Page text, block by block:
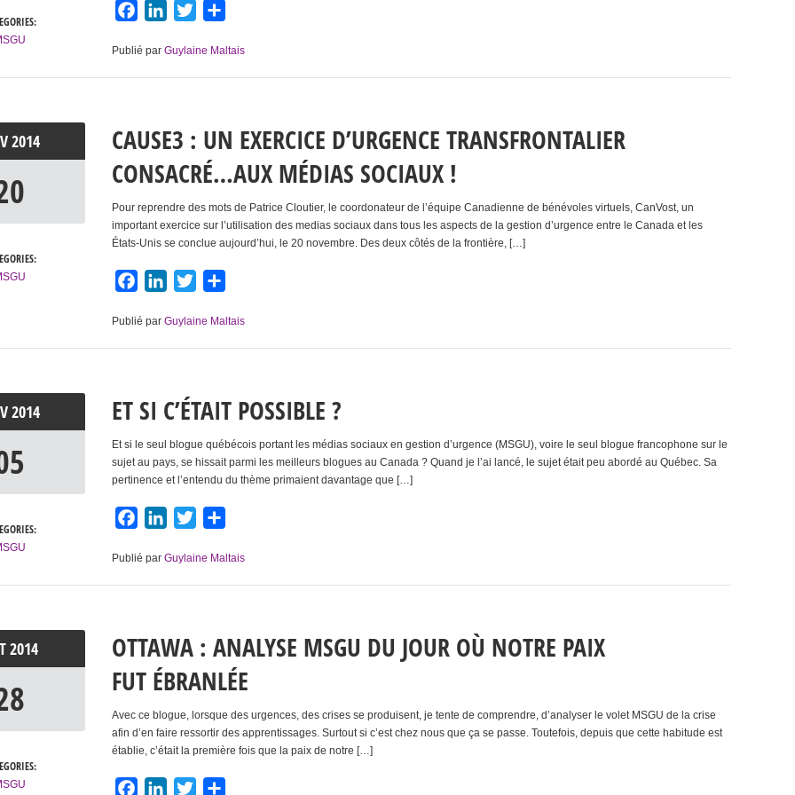
FacebookLinkedIn
Twitter
Publié parGuylaine Maltais
2014
CAUSE3 : UN EXERCICE D’URGENCE TRANSFRONTALIER
CONSACRÉ…AUX MÉDIAS SOCIAUX !
Pour reprendre des mots de Patrice Cloutier, le coordonateur de l’équipe Canadienne de bénévoles virtuels, CanVost, un
important exercice sur l’utilisation des medias sociaux dans tous les aspects de la gestion d’urgence entre le Canada et les
États-Unis se conclue aujourd’hui, le 20 novembre. Des deux côtés de la frontière, […]
FacebookLinkedIn
Twitter
Publié parGuylaine Maltais
2014 ET SI C’ÉTAIT POSSIBLE ?
Et si le seul blogue québécois portant les médias sociaux en gestion d’urgence (MSGU), voire le seul blogue francophone sur le
sujet au pays, se hissait parmi les meilleurs blogues au Canada ? Quand je l’ai lancé, le sujet était peu abordé au Québec. Sa
pertinence et l’entendu du thème primaient davantage que […]
FacebookLinkedIn
Twitter
Publié parGuylaine Maltais
2014
OTTAWA : ANALYSE MSGU DU JOUR OÙ NOTRE PAIX
FUT ÉBRANLÉE
Avec ce blogue, lorsque des urgences, des crises se produisent, je tente de comprendre, d’analyser le volet MSGU de la crise
afin d’en faire ressortir des apprentissages. Surtout si c’est chez nous que ça se passe. Toutefois, depuis que cette habitude est
établie, c’était la première fois que la paix de notre […]
FacebookLinkedIn
Twitter